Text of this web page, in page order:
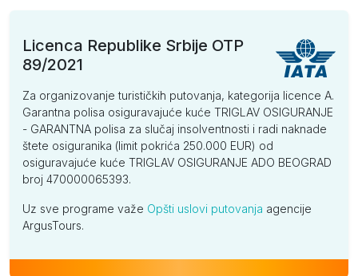
Licenca Republike Srbije OTP
89/2021
Za organizovanje turističkih putovanja, kategorija licence A.
Garantna polisa osiguravajuće kuće TRIGLAV OSIGURANJE
- GARANTNA polisa za slučaj insolventnosti i radi naknade
štete osiguranika (limit pokrića 250.000 EUR) od
osiguravajuće kuće TRIGLAV OSIGURANJE ADO BEOGRAD
broj 470000065393.
Uz sve programe važe Opšti uslovi putovanja agencije
ArgusTours.